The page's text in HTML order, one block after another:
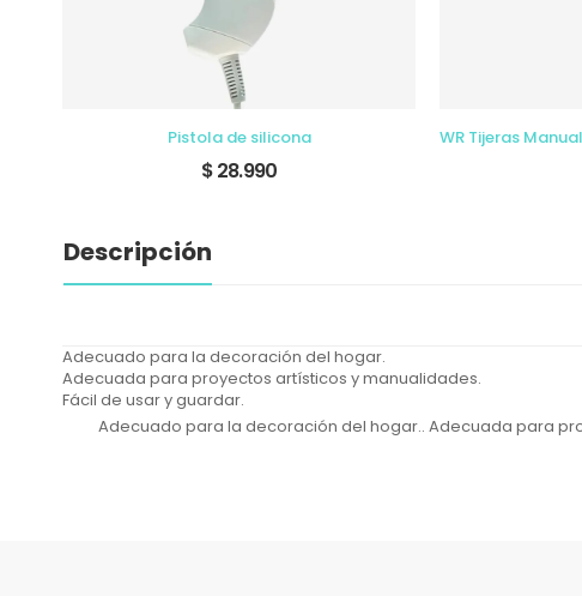
Pistola de silicona
$ 28.990
Descripción
Adecuado para la decoración del hogar.
Adecuada para proyectos artísticos y manualidades.
Fácil de usar y guardar.
Adecuado para la decoración del hogar.. Adecuada para